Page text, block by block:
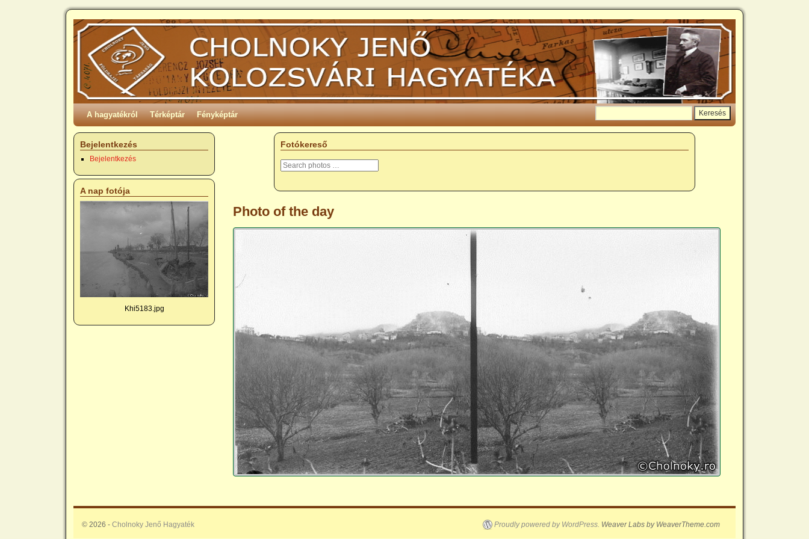
A hagyatékról Térképtár Fényképtár
Fotókereső
Photo of the day
Bejelentkezés
Bejelentkezés
A nap fotója
Khi5183.jpg
© 2026 - Cholnoky Jenő Hagyaték Proudly powered by WordPress. Weaver Labs by WeaverTheme.com